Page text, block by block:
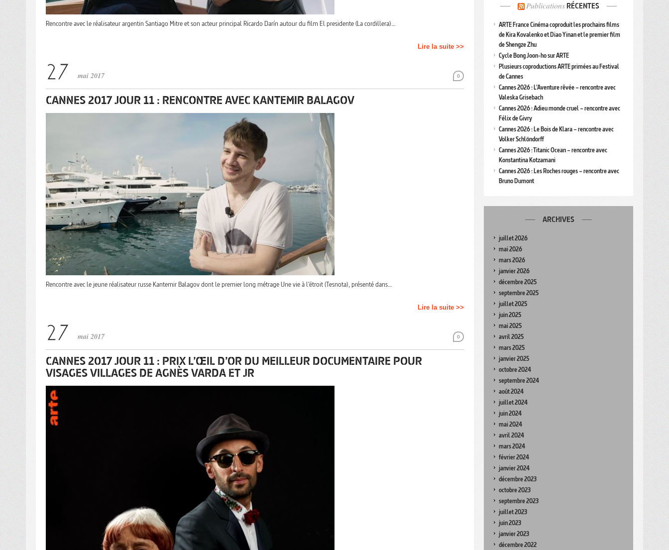
Rencontre avec le réalisateur argentin Santiago Mitre et son acteur principal Ricardo Darín autour du film El presidente (La cordillera)…
Lire la suite >>
0
mai 2017
CANNES 2017 JOUR 11 : RENCONTRE AVEC KANTEMIR BALAGOV
Rencontre avec le jeune réalisateur russe Kantemir Balagov dont le premier long métrage Une vie à l’étroit (Tesnota), présenté dans…
Lire la suite >>
0
mai 2017
CANNES 2017 JOUR 11 : PRIX L’ŒIL D’OR DU MEILLEUR DOCUMENTAIRE POUR
VISAGES VILLAGES DE AGNÈS VARDA ET JR
Publications RÉCENTES
ARTE France Cinéma coproduit les prochains films
de Kira Kovalenko et Diao Yinan et le premier film
de Shengze Zhu
Cycle Bong Joon-ho sur ARTE
Plusieurs coproductions ARTE primées au Festival
de Cannes
Cannes 2026 : L’Aventure rêvée – rencontre avec
Valeska Grisebach
Cannes 2026 : Adieu monde cruel – rencontre avec
Félix de Givry
Cannes 2026 : Le Bois de Klara – rencontre avec
Volker Schlöndorff
Cannes 2026 : Titanic Ocean – rencontre avec
Konstantina Kotzamani
Cannes 2026 : Les Roches rouges – rencontre avec
Bruno Dumont
ARCHIVES
juillet 2026
mai 2026
mars 2026
janvier 2026
décembre 2025
septembre 2025
juillet 2025
juin 2025
mai 2025
avril 2025
mars 2025
janvier 2025
octobre 2024
septembre 2024
août 2024
juillet 2024
juin 2024
mai 2024
avril 2024
mars 2024
février 2024
janvier 2024
décembre 2023
octobre 2023
septembre 2023
juillet 2023
juin 2023
janvier 2023
décembre 2022